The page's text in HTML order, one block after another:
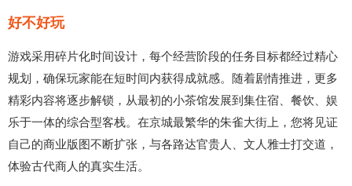
好不好玩
游戏采用碎片化时间设计，每个经营阶段的任务目标都经过精心
规划，确保玩家能在短时间内获得成就感。随着剧情推进，更多
精彩内容将逐步解锁，从最初的小茶馆发展到集住宿、餐饮、娱
乐于一体的综合型客栈。在京城最繁华的朱雀大街上，您将见证
自己的商业版图不断扩张，与各路达官贵人、文人雅士打交道，
体验古代商人的真实生活。